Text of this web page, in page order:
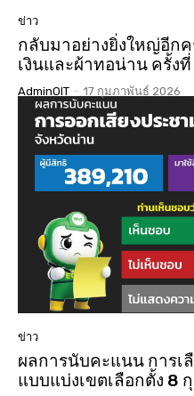
ข่าว
กลับมาอย่างยิ่งใหญ่อีก
เงินและผ้าทอน่าน ครั้งที่
AdminOIT - 17 กุมภาพันธ์ 2026
ข่าว
ผลการนับคะแนน การเ
แบบแบ่งเขตเลือกตั้ง 8